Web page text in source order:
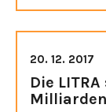
20. 12. 2017
Die